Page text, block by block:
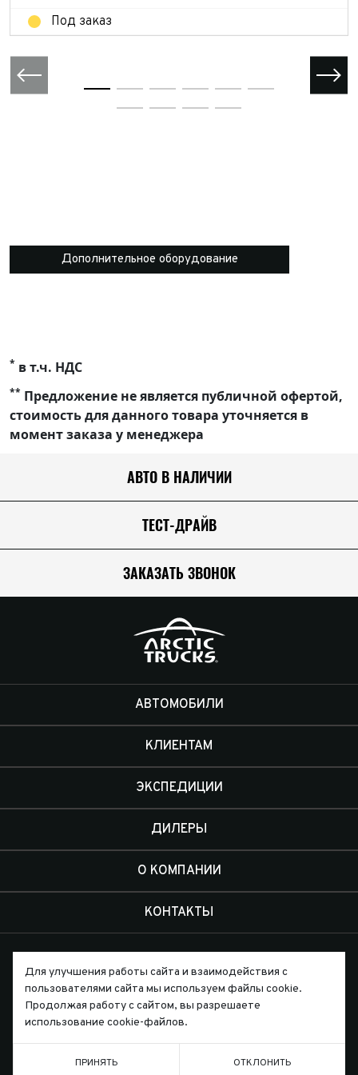
Под заказ
Дополнительное оборудование
* в т.ч. НДС
** Предложение не является публичной офертой,
стоимость для данного товара уточняется в
момент заказа у менеджера
АВТО В НАЛИЧИИ
ТЕСТ-ДРАЙВ
ЗАКАЗАТЬ ЗВОНОК
АВТОМОБИЛИ
КЛИЕНТАМ
ЭКСПЕДИЦИИ
ДИЛЕРЫ
О КОМПАНИИ
КОНТАКТЫ
Письмо директору
ТЕЛЕФОН
Для улучшения работы сайта и взаимодействия с
пользователями сайта мы используем файлы cookie.
Продолжая работу с сайтом, вы разрешаете
использование cookie-файлов.
ПРИНЯТЬ ОТКЛОНИТЬ